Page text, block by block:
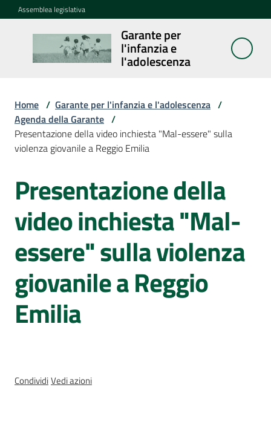
Vai al contenuto
Vai alla navigazione
Vai al footer
Assemblea legislativa
Garante per
l'infanzia e
l'adolescenza
Garante per
l'infanzia e
l'adolescenza
Cosa
fa
Agenda
Assemblea
dei
ragazzi
e
delle
ragazze
Assemblea
Home / Garante per l'infanzia e l'adolescenza /
Agenda della Garante /
Presentazione della video inchiesta "Mal-essere" sulla
violenza giovanile a Reggio Emilia
Salta al contenuto
Presentazione della
video inchiesta "Mal-
essere" sulla violenza
giovanile a Reggio
Emilia
CondividiVedi azioni